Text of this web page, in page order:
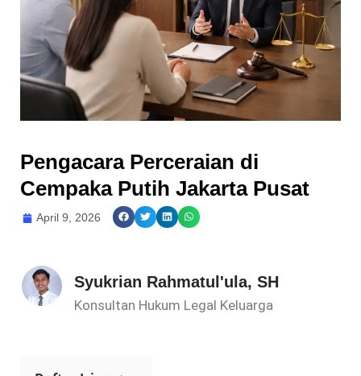
Pengacara Perceraian di
Cempaka Putih Jakarta Pusat
April 9, 2026
Syukrian Rahmatul'ula, SH
Konsultan Hukum Legal Keluarga